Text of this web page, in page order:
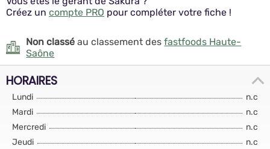
Créez un compte PRO pour compléter votre fiche !
Non classé au classement desfastfoods Haute-
Saône
HORAIRES
Lundi
n.c
Mardi
n.c
Mercredi
n.c
Jeudi
n.c